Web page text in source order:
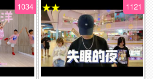
1034 1121
★★